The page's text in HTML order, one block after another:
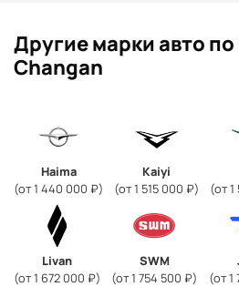
Другие марки авто по
Changan
Haima
(от 1 440 000 ₽)
Kaiyi
(от 1 515 000 ₽)
(от
Livan
(от 1 672 000 ₽)
SWM
(от 1 754 500 ₽)
(от